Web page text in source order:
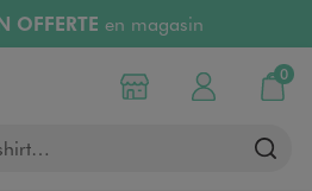
OFFERTE en magasin
30 jours
Choisir mon magasin
Mon compte
0
Mon